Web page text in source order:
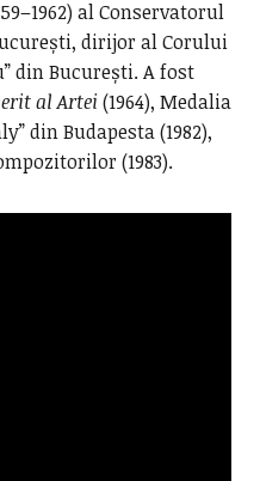
al Conservatorul
dirijor al Corului
din București. A fost
al Artei (1964), Medalia
din Budapesta (1982),
(1983).